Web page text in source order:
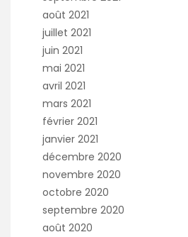
août 2021
juillet 2021
juin 2021
mai 2021
avril 2021
mars 2021
février 2021
janvier 2021
décembre 2020
novembre 2020
octobre 2020
septembre 2020
août 2020